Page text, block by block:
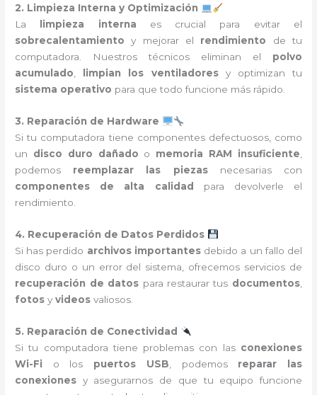
2. Limpieza Interna y Optimización
La
limpieza interna es crucial para evitar el
sobrecalentamiento y mejorar el rendimiento de tu
computadora. Nuestros técnicos eliminan el polvo
acumulado, limpian los ventiladoresy optimizan tu
sistema operativo para que todo funcione más rápido.
3. Reparación de Hardware
Si tu computadora tiene componentes defectuosos, como
un disco duro dañado o memoria RAM insuficiente,
podemos reemplazar las piezasnecesarias con
componentes de alta calidad
para devolverle el
rendimiento.
4. Recuperación de Datos Perdidos
Si has perdido archivos importantesdebido a un fallo del
disco duro o un error del sistema, ofrecemos servicios de
recuperación de datos para restaurar tus documentos,
fotos yvideos valiosos.
5. Reparación de Conectividad
Si tu computadora tiene problemas con las conexiones
Wi-Fi o los puertos USB , podemos reparar las
conexiones y asegurarnos de que tu equipo funcione